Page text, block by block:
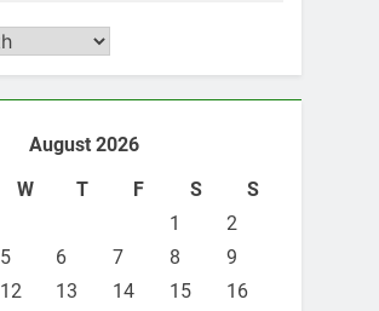
August 2026
W T F S
S
1
2
5 6 7 8
9
12 13 14 15
16